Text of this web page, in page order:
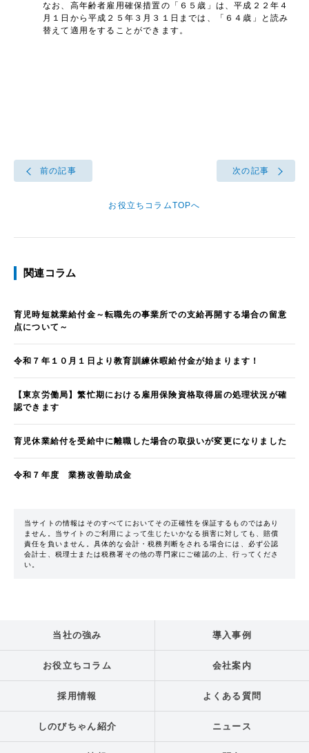
なお、高年齢者雇用確保措置の「６５歳」は、平成２２年４
月１日から平成２５年３月３１日までは、「６４歳」と読み
替えて適用をすることができます。
前の記事
お役立ちコラムTOPへ
次の記事
関連コラム
育児時短就業給付金～転職先の事業所での支給再開する場合の留意
点について～
令和７年１０月１日より教育訓練休暇給付金が始まります！
【東京労働局】繁忙期における雇用保険資格取得届の処理状況が確
認できます
育児休業給付を受給中に離職した場合の取扱いが変更になりました
令和７年度 業務改善助成金
当サイトの情報はそのすべてにおいてその正確性を保証するものではあり
ません。当サイトのご利用によって生じたいかなる損害に対しても、賠償
責任を負いません。具体的な会計・税務判断をされる場合には、必ず公認
会計士、税理士または税務署その他の専門家にご確認の上、行ってくださ
い。
当社の強み 導入事例
お役立ちコラム 会社案内
採用情報 よくある質問
しのびちゃん紹介 ニュース